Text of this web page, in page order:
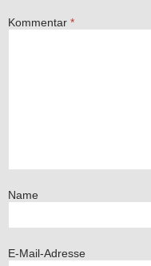
Kommentar *
Name
E-Mail-Adresse